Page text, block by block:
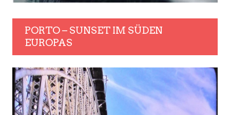
PORTO – SUNSET IM SÜDEN
EUROPAS